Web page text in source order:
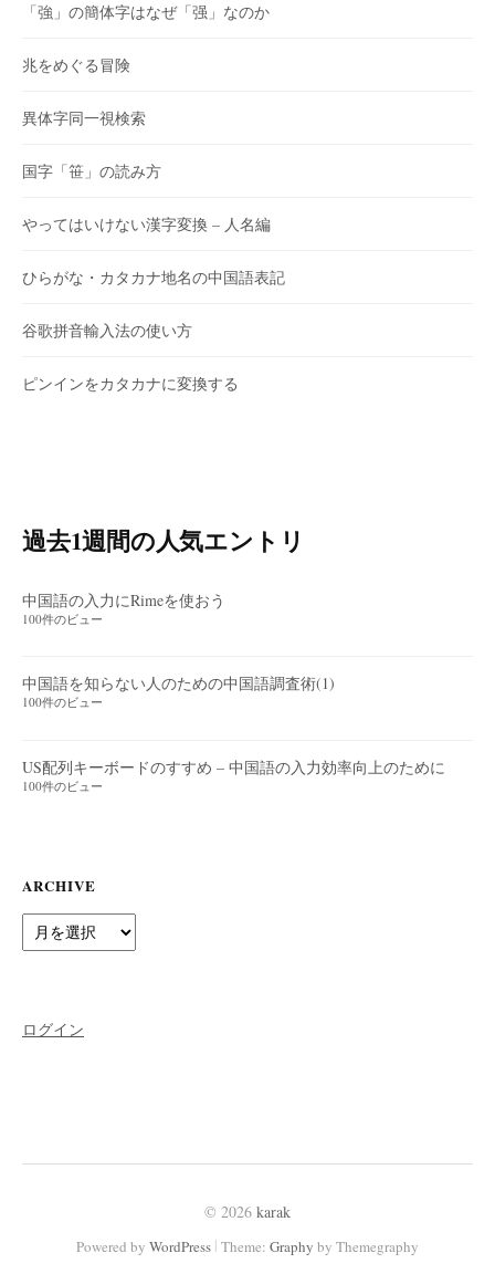
「強」の簡体字はなぜ「强」なのか
兆をめぐる冒険
異体字同一視検索
国字「笹」の読み方
やってはいけない漢字変換 – 人名編
ひらがな・カタカナ地名の中国語表記
谷歌拼音輸入法の使い方
ピンインをカタカナに変換する
過去1週間の人気エントリ
中国語の入力にRimeを使おう
100件のビュー
中国語を知らない人のための中国語調査術(1)
100件のビュー
US配列キーボードのすすめ – 中国語の入力効率向上のために
100件のビュー
ARCHIVE
Archive
ログイン
© 2026 karak
Powered by WordPress | Theme: Graphy by Themegraphy